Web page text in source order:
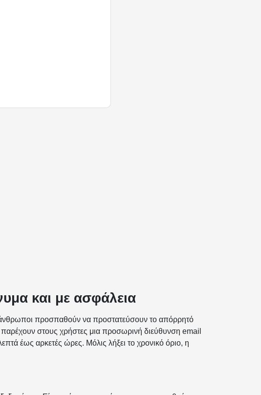
και με ασφάλεια
άνθρωποι προσπαθούν να προστατεύσουν το απόρρητό
στους χρήστες μια προσωρινή διεύθυνση email
έως αρκετές ώρες. Μόλις λήξει το χρονικό όριο, η